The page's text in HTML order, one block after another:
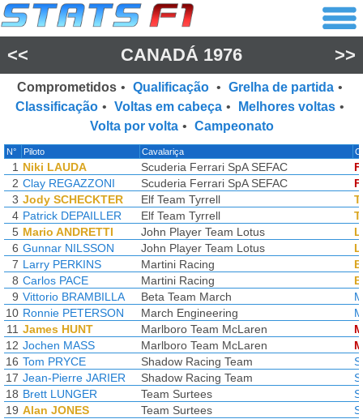
<< CANADÁ 1976 >>
Comprometidos • Qualificação • Grelha de partida •
Classificação • Voltas em cabeça • Melhores voltas •
Volta por volta • Campeonato
N° Piloto Cavalariça
1 Niki LAUDA Scuderia Ferrari SpA SEFAC
2 Clay REGAZZONI Scuderia Ferrari SpA SEFAC
3 Jody SCHECKTER Elf Team Tyrrell
4 Patrick DEPAILLER Elf Team Tyrrell
5 Mario ANDRETTI John Player Team Lotus
6 Gunnar NILSSON John Player Team Lotus
7 Larry PERKINS Martini Racing
8 Carlos PACE Martini Racing
9 Vittorio BRAMBILLA Beta Team March
10 Ronnie PETERSON March Engineering
11 James HUNT Marlboro Team McLaren
12 Jochen MASS Marlboro Team McLaren
16 Tom PRYCE Shadow Racing Team
17 Jean-Pierre JARIER Shadow Racing Team
18 Brett LUNGER Team Surtees
19 Alan JONES Team Surtees